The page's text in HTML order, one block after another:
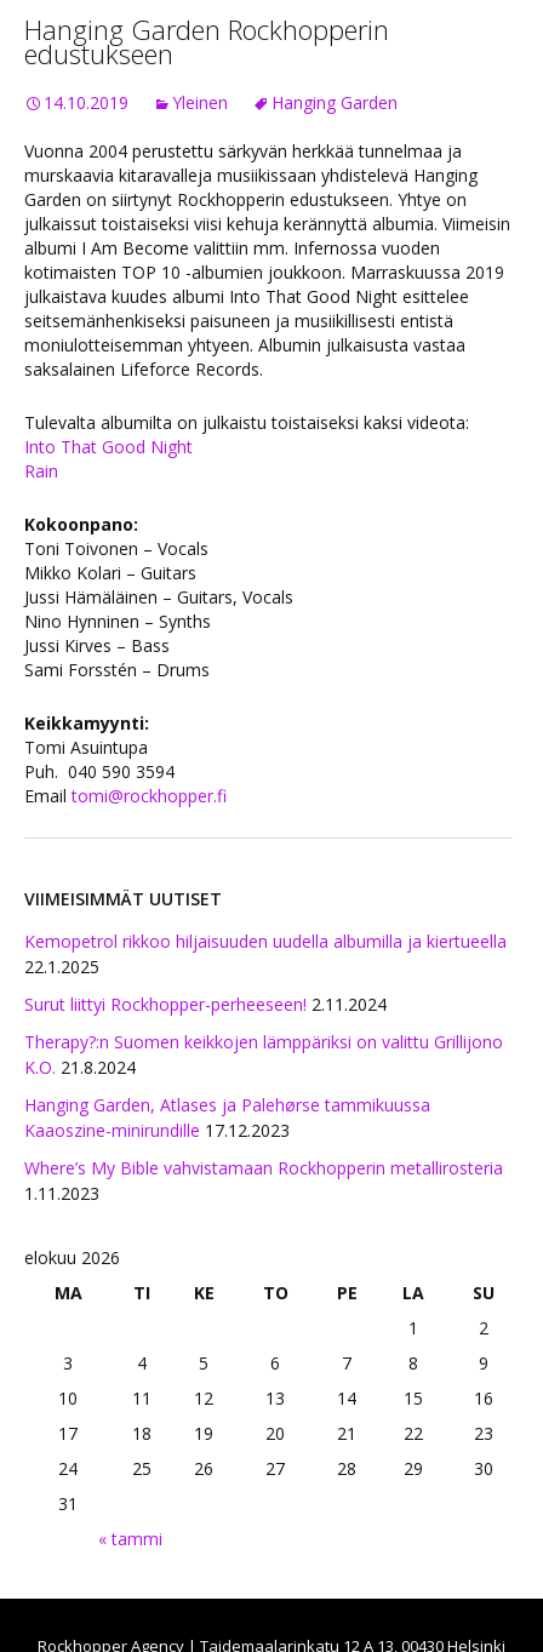
Hanging Garden Rockhopperin
edustukseen
14.10.2019 Yleinen Hanging Garden
Vuonna 2004 perustettu särkyvän herkkää tunnelmaa ja
murskaavia kitaravalleja musiikissaan yhdistelevä Hanging
Garden on siirtynyt Rockhopperin edustukseen. Yhtye on
julkaissut toistaiseksi viisi kehuja kerännyttä albumia. Viimeisin
albumi I Am Become valittiin mm. Infernossa vuoden
kotimaisten TOP 10 -albumien joukkoon. Marraskuussa 2019
julkaistava kuudes albumi Into That Good Night esittelee
seitsemänhenkiseksi paisuneen ja musiikillisesti entistä
moniulotteisemman yhtyeen. Albumin julkaisusta vastaa
saksalainen Lifeforce Records.
Tulevalta albumilta on julkaistu toistaiseksi kaksi videota:
Into That Good Night
Rain
Kokoonpano:
Toni Toivonen – Vocals
Mikko Kolari – Guitars
Jussi Hämäläinen – Guitars, Vocals
Nino Hynninen – Synths
Jussi Kirves – Bass
Sami Forsstén – Drums
Keikkamyynti:
Tomi Asuintupa
Puh. 040 590 3594
Emailtomi@rockhopper.fi
VIIMEISIMMÄT UUTISET
Kemopetrol rikkoo hiljaisuuden uudella albumilla ja kiertueella
22.1.2025
Surut liittyi Rockhopper-perheeseen! 2.11.2024
Therapy?:n Suomen keikkojen lämppäriksi on valittu Grillijono
K.O. 21.8.2024
Hanging Garden, Atlases ja Palehørse tammikuussa
Kaaoszine-minirundille 17.12.2023
Where’s My Bible vahvistamaan Rockhopperin metallirosteria
1.11.2023
elokuu 2026
MA
TI KE TO PE LA SU
« tammi
1
2
3
4 5 6 7 8
9
10
11 12 13 14 15
16
17
18 19 20 21 22
23
24
25 26 27 28 29
30
31
Rockhopper Agency | Taidemaalarinkatu 12 A 13, 00430 Helsinki